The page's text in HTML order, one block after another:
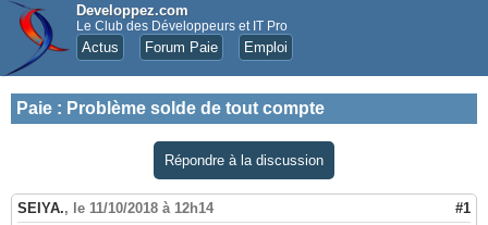
Developpez.com
Le Club des Développeurs et IT Pro
Actus Forum Paie Emploi
Paie : Problème solde de tout compte
Répondre à la discussion
SEIYA., le 11/10/2018 à 12h14 #1